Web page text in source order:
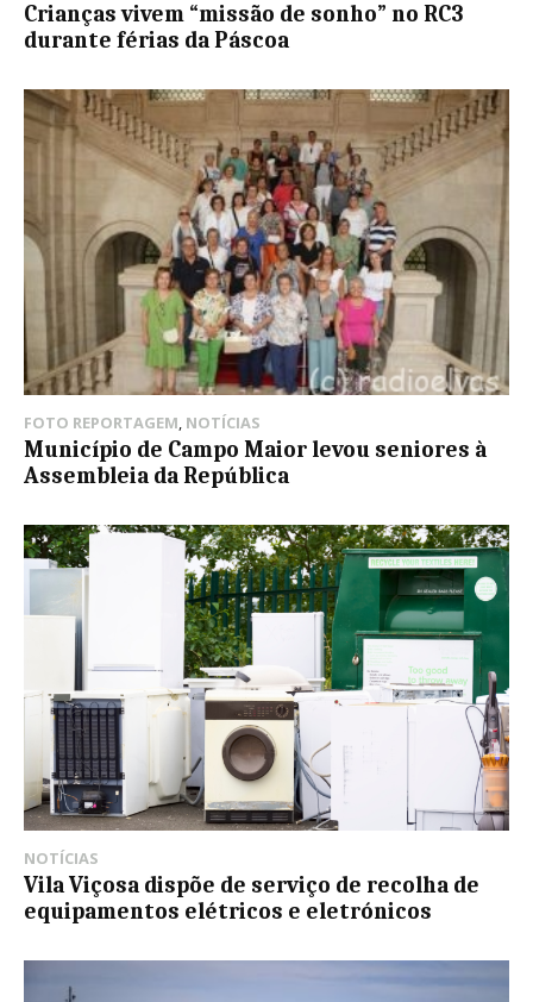
Crianças vivem “missão de sonho” no RC3
durante férias da Páscoa
FOTO REPORTAGEM, NOTÍCIAS
Município de Campo Maior levou seniores à
Assembleia da República
NOTÍCIAS
Vila Viçosa dispõe de serviço de recolha de
equipamentos elétricos e eletrónicos